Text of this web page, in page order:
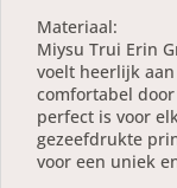
Materiaal:
Miysu Trui Erin
voelt heerlijk
comfortabel
perfect is voor
gezeefdrukte
voor een uniek